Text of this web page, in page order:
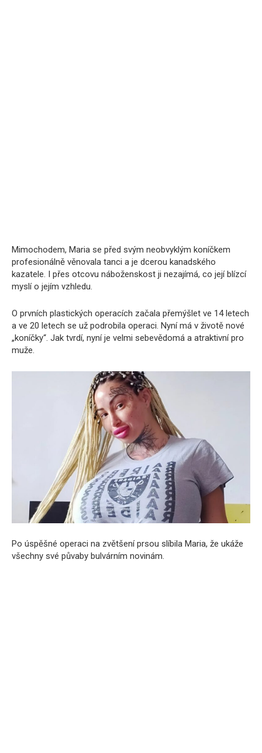
Mimochodem, Maria se před svým neobvyklým koníčkem
profesionálně věnovala tanci a je dcerou kanadského
kazatele. I přes otcovu náboženskost ji nezajímá, co její blízcí
myslí o jejím vzhledu.
O prvních plastických operacích začala přemýšlet ve 14 letech
a ve 20 letech se už podrobila operaci. Nyní má v životě nové
„koníčky“. Jak tvrdí, nyní je velmi sebevědomá a atraktivní pro
muže.
Po úspěšné operaci na zvětšení prsou slíbila Maria, že ukáže
všechny své půvaby bulvárním novinám.